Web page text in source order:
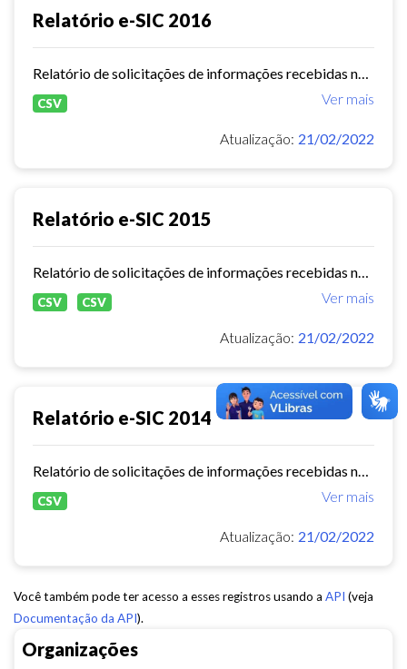
Organizações
Relatório e-SIC 2016
Ver mais
CSV
Atualização: 21/02/2022
Relatório e-SIC 2015
Ver mais
CSV CSV
Atualização: 21/02/2022
Relatório e-SIC 2014
Ver mais
CSV
Atualização: 21/02/2022
Você também pode ter acesso a esses registros usando a API (veja
Documentação da API).